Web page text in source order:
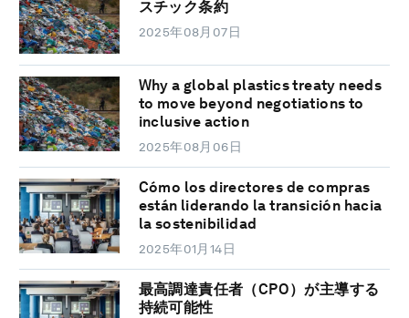
スチック条約
2025年08月07日
Why a global plastics treaty needs
to move beyond negotiations to
inclusive action
2025年08月06日
Cómo los directores de compras
están liderando la transición hacia
la sostenibilidad
2025年01月14日
最高調達責任者（CPO）が主導する
持続可能性